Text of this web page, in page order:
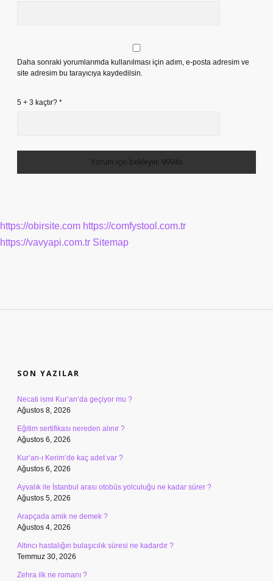
Daha sonraki yorumlarımda kullanılması için adım, e-posta adresim ve
site adresim bu tarayıcıya kaydedilsin.
5 + 3 kaçtır? *
https://obirsite.com https://comfystool.com.tr
https://vavyapi.com.tr Sitemap
SON YAZILAR
Necati ismi Kur’an’da geçiyor mu ?
Ağustos 8, 2026
Eğitim sertifikası nereden alınır ?
Ağustos 6, 2026
Kur’an-ı Kerim’de kaç adet var ?
Ağustos 6, 2026
Ayvalık ile İstanbul arası otobüs yolculuğu ne kadar sürer ?
Ağustos 5, 2026
Arapçada amik ne demek ?
Ağustos 4, 2026
Altıncı hastalığın bulaşıcılık süresi ne kadardır ?
Temmuz 30, 2026
Zehra ilk ne romanı ?